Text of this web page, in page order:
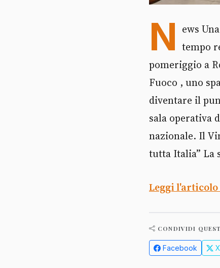
N ews
tempo
pomeriggio a
Fuoco , uno
diventare il
sala operativa
nazionale. Il
tutta Italia” La
Leggi
CONDIVIDI
Facebook X